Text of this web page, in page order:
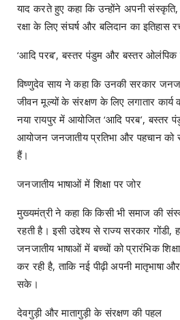
याद करते हुए कहा कि उन्होंने अपनी संस्कृति,
रक्षा के लिए संघर्ष और बलिदान का इतिहास
‘आदि परब’, बस्तर पंडुम और बस्तर ओलंपिक
विष्णुदेव साय ने कहा कि उनकी सरकार
जीवन मूल्यों के संरक्षण के लिए लगातार कार्य
नया रायपुर में आयोजित ‘आदि परब’,
आयोजन जनजातीय प्रतिभा और पहचान को
हैं।
जनजातीय भाषाओं में शिक्षा पर जोर
मुख्यमंत्री ने कहा कि किसी भी समाज की
रहती है। इसी उद्देश्य से राज्य सरकार गोंडी,
जनजातीय भाषाओं में बच्चों को प्रारंभिक
कर रही है, ताकि नई पीढ़ी अपनी मातृभाषा
सके।
देवगुड़ी और मातागुड़ी के संरक्षण की पहल